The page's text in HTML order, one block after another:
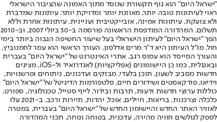
"ישראל היום" הוא גוף תקשורת שנוסד מתוך האמונה שהציבור הישראלי
ראוי לעיתונות טובה יותר, מאוזנת יותר ומדויקת יותר. עיתונות שמדברת
ולא צועקת. עיתונות אמינה, אובייקטיבית ועניינית. עיתונות אחרת וללא
תשלום. המהדורה המודפסת הראשונה פורסמה ב-30 ביולי 2007, וב-2010
הפך "ישראל היום" לעיתון הישראלי בעל שיעור החשיפה הגבוה ביותר בימי
חול. מו"ל העיתון היא ד"ר מרים אדלסון. העורך הראשי הוא עמר לחמנוביץ,
והעורך המייסד הוא עמוס רגב. אתרי האינטרנט של "ישראל היום" בעברית
ובאנגלית, כמו כן היישומונים (אפליקציות) לאנדרואיד ול-iOS, מציגים
חדשות מסביב לשעון, תוכן בלעדי, מבזקים ועדכונים, ניתוחים ופרשנויות,
וידיאו, פודקאסטים ושידורים חיים. פלטפורמות הדיגיטל של "ישראל היום"
כוללות ערוצי חדשות ודעות, תרבות ובידור, לייף סטייל, טכנולוגיה, ספורט,
כלכלה וצרכנות, בריאות, חיילים, אוכל, יהדות, תיירות ורכב. ב-2021 עלו
לאוויר האתר החדש והיישומון החדש של "ישראל היום" בעברית, במטרה
לספק לגולשים חוויה מהירה, עדכנית, בטוחה ונוחה. תכני המהדורה